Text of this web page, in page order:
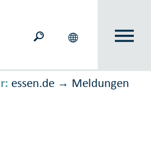
essen.de → Meldungen